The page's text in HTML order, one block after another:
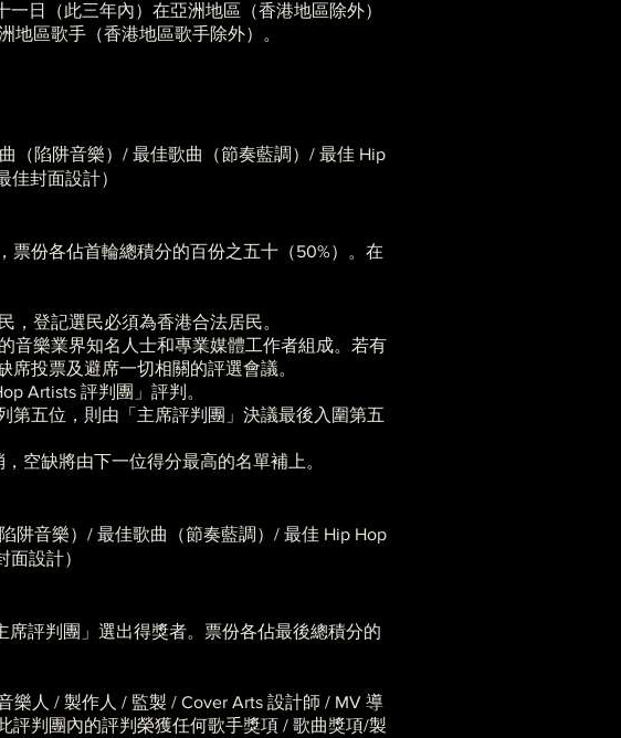
日（此三年內）在亞洲地區（香港地區除外）
地區歌手（香港地區歌手除外）。
（陷阱音樂）/ 最佳歌曲（節奏藍調）/ 最佳 Hip
封面設計）
票份各佔首輪總積分的百份之五十（50%）。在
，登記選民必須為香港合法居民。
音樂業界知名人士和專業媒體工作者組成。若有
投票及避席一切相關的評選會議。
Artists 評判團」評判。
第五位，則由「主席評判團」決議最後入圍第五
空缺將由下一位得分最高的名單補上。
阱音樂）/ 最佳歌曲（節奏藍調）/ 最佳 Hip Hop
設計）
席評判團」選出得獎者。票份各佔最後總積分的
樂人 / 製作人 / 監製 / Cover Arts 設計師 / MV 導
評判團內的評判榮獲任何歌手獎項 / 歌曲獎項/製